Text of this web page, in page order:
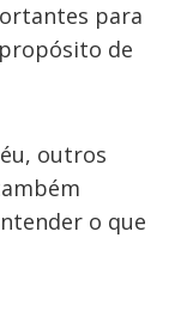
para
de
outros
o que